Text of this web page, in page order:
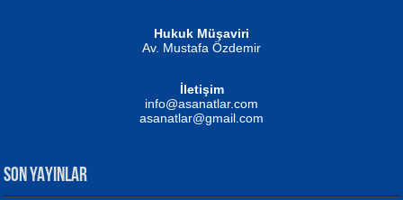
Hukuk Müşaviri
Av. Mustafa Özdemir
İletişim
info@asanatlar.com
asanatlar@gmail.com
SON YAYINLAR